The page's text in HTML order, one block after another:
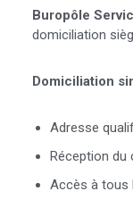
Buropôle
domiciliation
Domiciliation
Adresse
Réception du
Accès à tous